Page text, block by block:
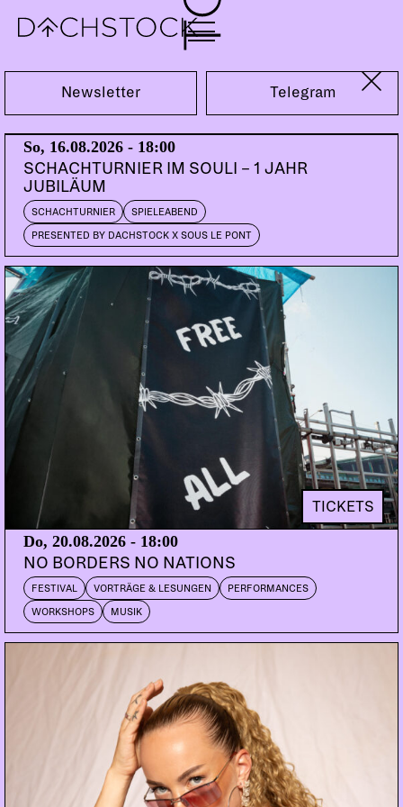
Fr, 08.04.2022
FEMALE SPOTLIGHT TOUR 2022
Berlin
Bern
Newsletter Telegram
So, 16.08.2026 - 18:00
SCHACHTURNIER IM SOULI – 1 JAHR
JUBILÄUM
SCHACHTURNIER SPIELEABEND
PRESENTED BY DACHSTOCK X SOUS LE PONT
TICKETS
Do, 20.08.2026 - 18:00
NO BORDERS NO NATIONS
FESTIVAL VORTRÄGE & LESUNGEN PERFORMANCES
WORKSHOPS MUSIK